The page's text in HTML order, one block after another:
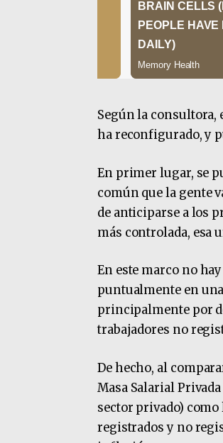
Según la consultora,
ha reconfigurado, y
En primer lugar, se
común que la gente
de anticiparse a los
más controlada, esa
En este marco no
puntualmente en
principalmente por
trabajadores no
De hecho, al
Masa Salarial
sector privado) como
registrados y no